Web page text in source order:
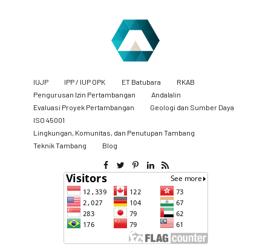
IUJP IPP / IUP OPK ET Batubara
RKAB
Pengurusan Izin Pertambangan
Andalalin
Evaluasi Proyek Pertambangan
Geologi dan Sumber Daya
ISO 45001
Lingkungan, Komunitas, dan Penutupan Tambang
​Teknik Tambang
Blog